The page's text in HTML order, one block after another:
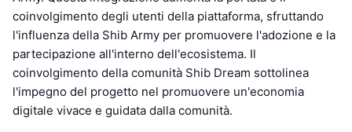
coinvolgimento degli utenti della piattaforma, sfruttando
l'influenza della Shib Army per promuovere l'adozione e la
partecipazione all'interno dell'ecosistema. Il
coinvolgimento della comunità Shib Dream sottolinea
l'impegno del progetto nel promuovere un'economia
digitale vivace e guidata dalla comunità.